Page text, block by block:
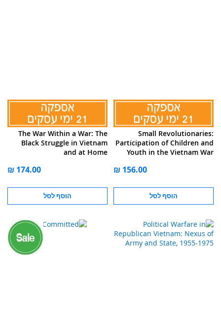
Small Revolutionaries:
Participation of Children and
Youth in the Vietnam War
הוסף לסל
The War Within a War: The
Black Struggle in Vietnam
and at Home
הוסף לסל